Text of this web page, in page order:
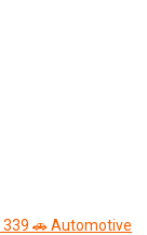
339 🚗Automotive